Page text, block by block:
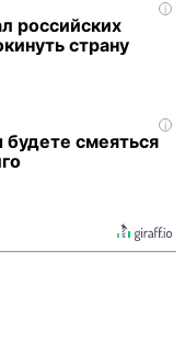
i
российских
страну
i
смеяться